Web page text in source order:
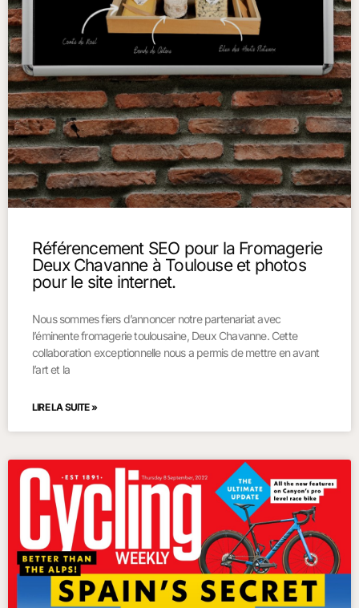
Référencement SEO pour la Fromagerie
Deux Chavanne à Toulouse et photos
pour le site internet.
Nous sommes fiers d’annoncer notre partenariat avec
l’éminente fromagerie toulousaine, Deux Chavanne. Cette
collaboration exceptionnelle nous a permis de mettre en avant
l’art et la
LIRE LA SUITE »